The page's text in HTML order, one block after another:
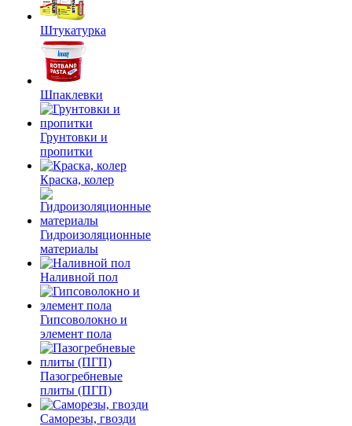
Штукатурка
Шпаклевки
Грунтовки и
пропитки
Краска, колер
Гидроизоляционные
материалы
Наливной пол
Гипсоволокно и
элемент пола
Пазогребневые
плиты (ПГП)
Саморезы, гвозди